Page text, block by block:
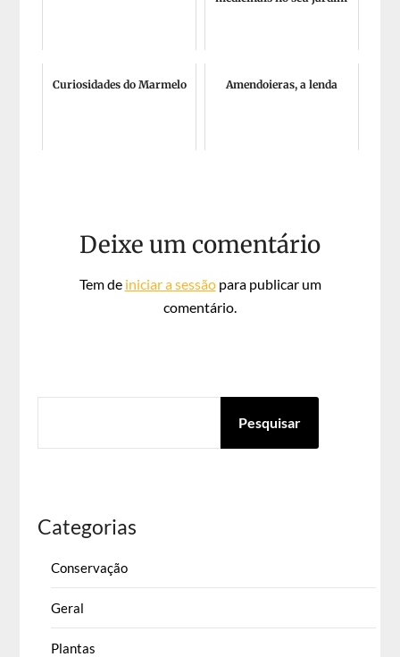
Curiosidades do Marmelo Amendoieras, a lenda
Deixe um comentário
Tem de iniciar a sessãopara publicar um
comentário.
Pesquisar
Categorias
Conservação
Geral
Plantas